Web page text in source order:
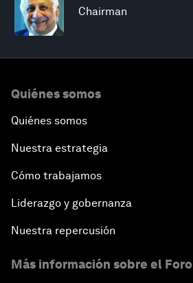
Chairman
Quiénes somos
Quiénes somos
Nuestra estrategia
Cómo trabajamos
Liderazgo y gobernanza
Nuestra repercusión
Más información sobre el Foro